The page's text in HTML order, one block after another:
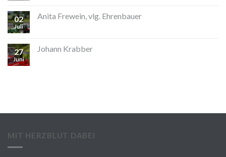
02
Juli
Anita Frewein, vlg. Ehrenbauer
27
Juni
Johann Krabber
MIT HERZBLUT DABEI